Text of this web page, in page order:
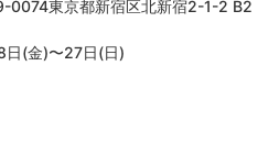
0074東京都新宿区北新宿2-1-2 B2
(金)〜27日(日)